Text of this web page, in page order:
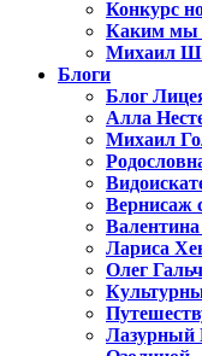
Конкурс
Каким мы
Михаил
Блоги
Блог
Алла
Михаил
Вернисаж
Лариса
Олег
Лазурный